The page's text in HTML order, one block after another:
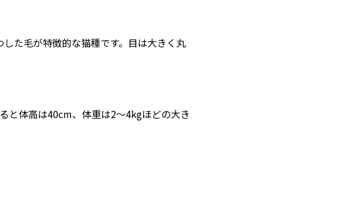
た毛が特徴的な猫種です。目は大きく丸
と体高は40cm、体重は2〜4kgほどの大き